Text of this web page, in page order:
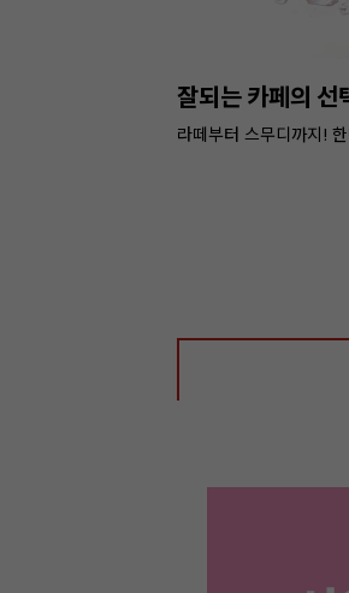
이번주 특가, 베
쿠키부터 빵까지 담을